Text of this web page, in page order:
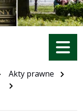
Menu
Akty prawne